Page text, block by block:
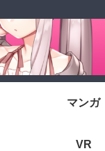
マンガ
VR